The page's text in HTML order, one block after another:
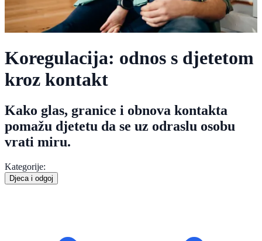
Koregulacija: odnos s djetetom
kroz kontakt
Kako glas, granice i obnova kontakta
pomažu djetetu da se uz odraslu osobu
vrati miru.
Kategorije:
Djeca i odgoj